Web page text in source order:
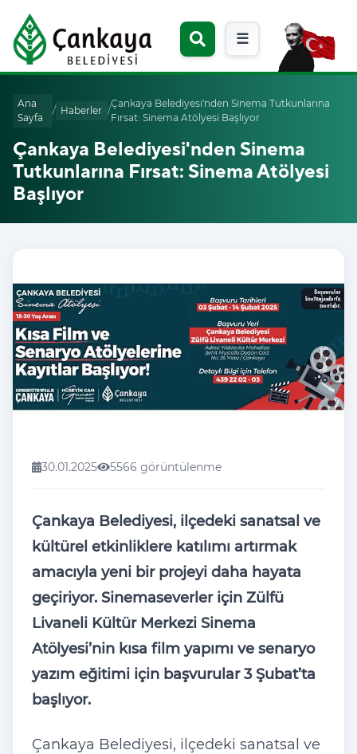
☰
Ana
Sayfa
/ Haberler /
Çankaya Belediyesi'nden Sinema Tutkunlarına
Fırsat: Sinema Atölyesi Başlıyor
Çankaya Belediyesi'nden Sinema
Tutkunlarına Fırsat: Sinema Atölyesi
Başlıyor
30.01.2025 5566 görüntülenme
Çankaya Belediyesi, ilçedeki sanatsal ve
kültürel etkinliklere katılımı artırmak
amacıyla yeni bir projeyi daha hayata
geçiriyor. Sinemaseverler için Zülfü
Livaneli Kültür Merkezi Sinema
Atölyesi’nin kısa film yapımı ve senaryo
yazım eğitimi için başvurular 3 Şubat’ta
başlıyor.
Çankaya Belediyesi, ilçedeki sanatsal ve